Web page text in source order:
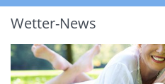
Wetter-News